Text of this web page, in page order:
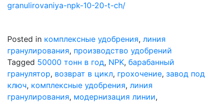
granulirovaniya-npk-10-20-t-ch/
Posted in комплексные удобрения, линия
гранулирования, производство удобрений
Tagged 50000 тонн в год, NPK, барабанный
гранулятор, возврат в цикл, грохочение, завод под
ключ, комплексные удобрения, линия
гранулирования, модернизация линии,